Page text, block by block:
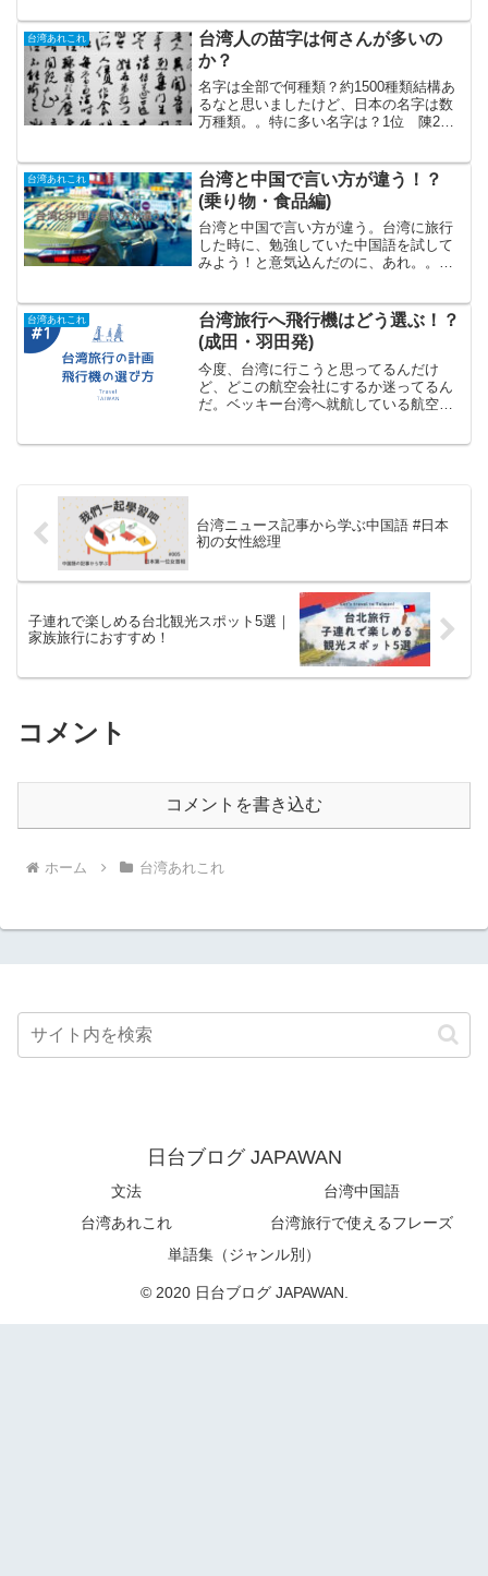
う？」と迷っている方へ。実は台湾・台
北は、子ども連れでもとって...
台湾あれこれ
台湾人の苗字は何さんが多いの
か？
名字は全部で何種類？約1500種類結構あ
るなと思いましたけど、日本の名字は数
万種類。。特に多い名字は？1位 陳2
の名字で全体の半数以上を占めていま
す。ベッキー...
台湾あれこれ
台湾と中国で言い方が違う！？
(乗り物・食品編)
台湾と中国で言い方が違う。台湾に旅行
した時に、勉強していた中国語を試して
みよう！と意気込んだのに、あれ。。。
うか？そうなんです！台湾と中国では言
い方(表現方法)が違う単...
台湾あれこれ
台湾旅行へ飛行機はどう選ぶ！？
(成田・羽田発)
今度、台湾に行こうと思ってるんだけ
ど、どこの航空会社にするか迷ってるん
だ。ベッキー台湾へ就航している航空会
台湾ニュース記事から学ぶ中国語 #日本
初の女性総理
子連れで楽しめる台北観光スポット5選｜
家族旅行におすすめ！
コメント
コメントを書き込む
ホーム 台湾あれこれ
日台ブログ JAPAWAN
文法
台湾中国語
台湾あれこれ
台湾旅行で使えるフレーズ
単語集（ジャンル別）
© 2020 日台ブログ JAPAWAN.